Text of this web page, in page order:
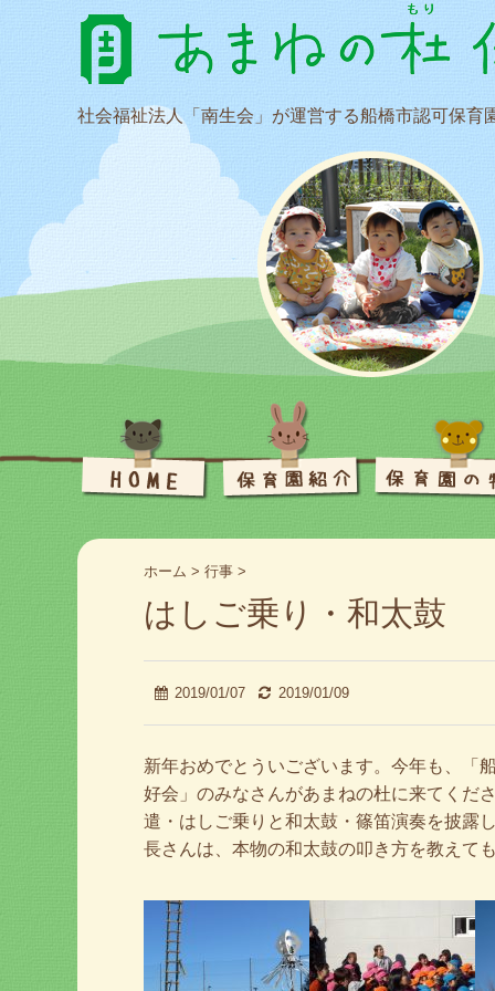
社会福祉法人「南生会」が運営する船橋市認可保育
ホーム > 行事 >
はしご乗り・和太鼓
2019/01/07 2019/01/09
新年おめでとういございます。今年も、「
好会」のみなさんがあまねの杜に来てくだ
遣・はしご乗りと和太鼓・篠笛演奏を披露
長さんは、本物の和太鼓の叩き方を教えて